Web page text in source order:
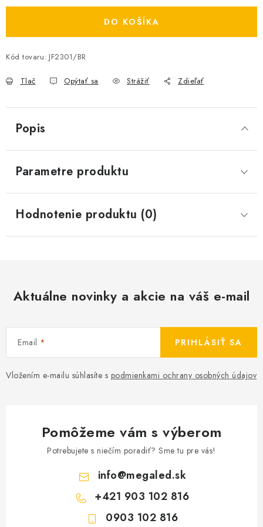
DO KOŠÍKA
Kód tovaru: JF2301/BR
Tlač Opýtať sa Strážiť Zdieľať
Popis
Parametre produktu
Hodnotenie produktu (0)
Aktuálne novinky a akcie na váš e-mail
Email
Vložením e-mailu súhlasíte s podmienkami ochrany osobných údajov
PRIHLÁSIŤ SA
Pomôžeme vám s výberom
Potrebujete s niečím poradiť? Sme tu pre vás!
info@megaled.sk
+421 903 102 816
0903 102 816